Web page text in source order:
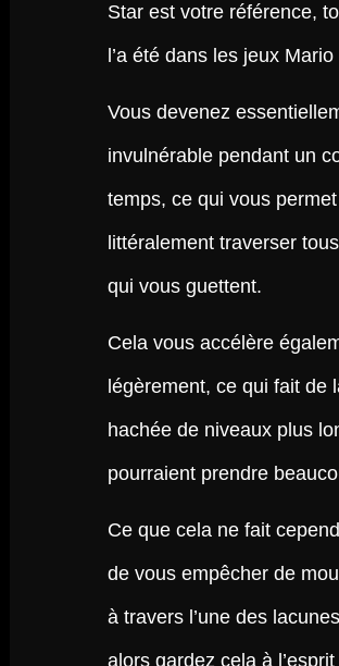
Star est votre référence,
l’a été dans les jeux Mario
Vous devenez
invulnérable pendant un
temps, ce qui vous
littéralement traverser
qui vous guettent.
Cela vous accélère
légèrement, ce qui fait de
hachée de niveaux plus
pourraient prendre
Ce que cela ne fait
de vous empêcher de
à travers l’une des
alors gardez cela à